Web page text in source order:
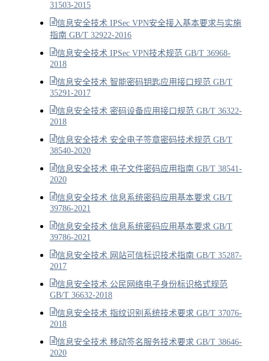
31503-2015
信息安全技术 IPSec VPN安全接入基本要求与实施
指南 GB/T 32922-2016
信息安全技术 IPSec VPN技术规范 GB/T 36968-
2018
信息安全技术 智能密码钥匙应用接口规范 GB/T
35291-2017
信息安全技术 密码设备应用接口规范 GB/T 36322-
2018
信息安全技术 安全电子签章密码技术规范 GB/T
38540-2020
信息安全技术 电子文件密码应用指南 GB/T 38541-
2020
信息安全技术 信息系统密码应用基本要求 GB/T
39786-2021
信息安全技术 信息系统密码应用基本要求 GB/T
39786-2021
信息安全技术 网站可信标识技术指南 GB/T 35287-
2017
信息安全技术 公民网络电子身份标识格式规范
GB/T 36632-2018
信息安全技术 指纹识别系统技术要求 GB/T 37076-
2018
信息安全技术 移动签名服务技术要求 GB/T 38646-
2020